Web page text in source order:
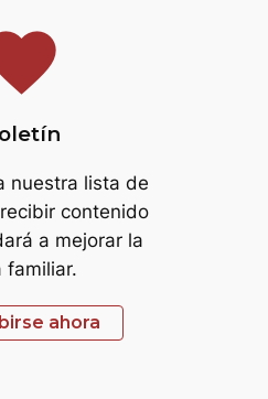
nuestra lista de
contenido
a mejorar la
familiar.
ahora